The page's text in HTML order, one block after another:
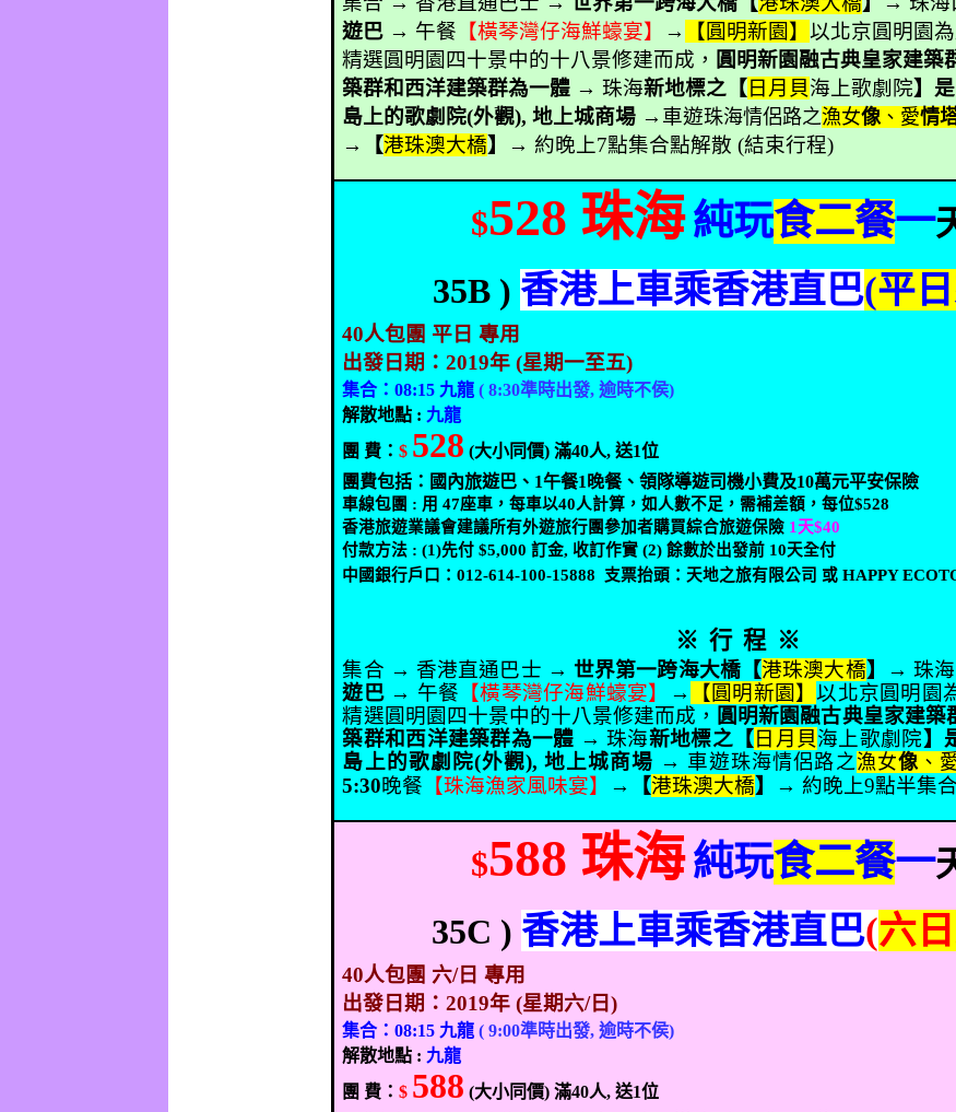
遊巴 → 午餐 【橫琴灣仔海鮮蠔宴】 → 【圓明新園】以北京圓明園
精選圓明園四十景中的十八景修建而成， 圓明新園融古典皇家建築
築群和西洋建築群為一體 → 珠海新地標之【 日月貝海上歌劇院】
島上的歌劇院(外觀),地上城商場 →車遊珠海情侶路之漁女像 、愛情
→ 【港珠澳大橋】 → 約晚上7點集合點解散(結束行程)
$528 珠海 純玩食二餐一
35B ) 香港上車乘香港直巴(平
40人包團 平日 專用
出發日期：2019年(星期一至五)
集合：08:15 九龍 ( 8:30準時出發,逾時不侯)
解散地點 : 九龍
團 費：$ 528 (大小同價)滿40人,送1位
團費包括：國內旅遊巴、 1午餐1 晚餐、領隊導遊司機小費及10萬元平安保險
車線包團 : 用47座車，每車以40人計算，如人數不足，需補差額，每位$528
香港旅遊業議會建議所有外遊旅行團參加者購買綜合旅遊保險 1 天$40
付款方法 : (1)先付$5,000訂金, 收訂作實 (2)餘數於出發前 10天全付
中國銀行戶口：012-614-100-15888 支票抬頭： 天地之旅有限公司 或 HAPPY
※ 行 程 ※
集合 → 香港直通巴士 → 世界第一跨海大橋【港珠澳大橋】 → 珠
遊巴 → 午餐 【橫琴灣仔海鮮蠔宴】 → 【圓明新園】以北京圓明園
精選圓明園四十景中的十八景修建而成， 圓明新園融古典皇家建築
築群和西洋建築群為一體 → 珠海新地標之【 日月貝海上歌劇院】
島上的歌劇院(外觀), 地上城商場 → 車遊珠海情侶路之漁女像、
5:30晚餐 【珠海漁家風味宴】 → 【港珠澳大橋】 → 約晚上9點半集
$588 珠海 純玩食二餐一
35C ) 香港上車乘香港直巴(六
40人包團 六/日 專用
出發日期：2019年(星期六/日)
集合：08:15 九龍 ( 9:00準時出發,逾時不侯)
解散地點 : 九龍
團 費：$ 588 (大小同價)滿40人,送1位